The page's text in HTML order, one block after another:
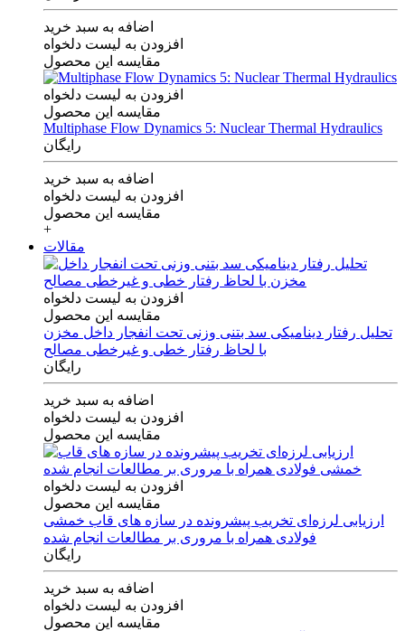
اضافه به سبد خرید
افزودن به لیست دلخواه
مقایسه این محصول
افزودن به لیست دلخواه
مقایسه این محصول
Multiphase Flow Dynamics 5: Nuclear Thermal Hydraulics
رایگان
اضافه به سبد خرید
افزودن به لیست دلخواه
مقایسه این محصول
+
مقالات
افزودن به لیست دلخواه
مقایسه این محصول
تحلیل رفتار دینامیکی سد بتنی وزنی تحت انفجار داخل مخزن
با لحاظ رفتار خطی و غیرخطی مصالح
رایگان
اضافه به سبد خرید
افزودن به لیست دلخواه
مقایسه این محصول
افزودن به لیست دلخواه
مقایسه این محصول
ارزیابی لرزه‌ای تخریب پیشرونده در سازه های قاب خمشی
فولادی همراه با مروری بر مطالعات انجام شده
رایگان
اضافه به سبد خرید
افزودن به لیست دلخواه
مقایسه این محصول